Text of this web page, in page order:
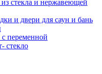
стекла и нержавеющей
и двери для саун и бань
переменной
стекло